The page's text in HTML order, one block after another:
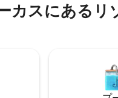
・アット・ランチョ・サ
ルフ＆スパでは、5つ星
提供されており、壮大な
アイランドグリーンと畏
せる海と砂漠の景色を楽
カスにある